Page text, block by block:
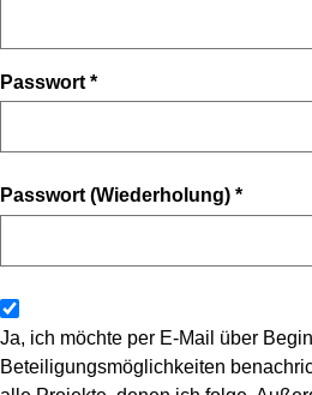
Passwort *
Passwort (Wiederholung) *
Ja, ich möchte per E-Mail über
Beteiligungsmöglichkeiten